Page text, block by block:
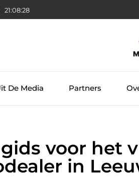
21:08:29
De Media Partners
voor het
in